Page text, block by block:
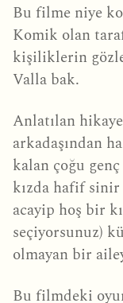
Bu filme niye
Komik olan
kişiliklerin
Valla bak.
Anlatılan
arkadaşından
kalan çoğu
kızda hafif
acayip hoş bir
seçiyorsunuz)
olmayan bir
Bu filmdeki